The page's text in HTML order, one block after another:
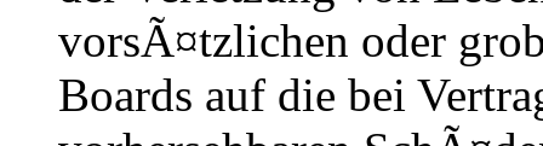
vorsÃ¤tzlichen oder
Boards auf die bei